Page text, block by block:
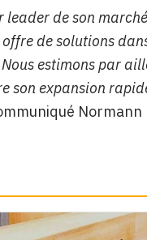
de son
de solutions
estimons par
son expansion
Normann